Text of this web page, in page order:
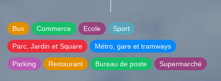
Bus Commerce Ecole Sport
Parc, Jardin et Square Métro, gare et tramways
Parking Restaurant Bureau de poste Supermarché